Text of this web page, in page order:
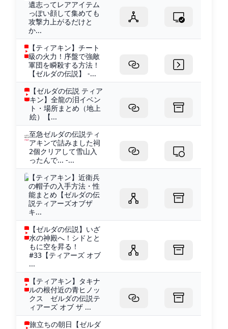
遺志ってレアアイテム
っぽい顔して集めても
攻撃力上がるだけと
か...
【ティアキン】チート
級の火力！序盤で強敵
軍団を瞬殺する方法！
【ゼルダの伝説】 -...
【ゼルダの伝説 ティア
キン】全龍の泪イベン
ト・場所まとめ（地上
絵）【...
至急ゼルダの伝説ティ
アキンで詰みました祠
2個クリアして雪山入
ったんで... -...
【ティアキン】近衛兵
の帽子の入手方法・性
能まとめ【ゼルダの伝
説ティアーズオブザ
キ...
【ゼルダの伝説】いざ
水の神殿へ！シドとと
もに空を昇る！
#33【ティアーズ オブ
...
【ティアキン】タキナ
ルの根付近の青ヒノッ
クス ゼルダの伝説テ
ィアーズ オブ ザ ...
旅立ちの朝日【ゼルダ